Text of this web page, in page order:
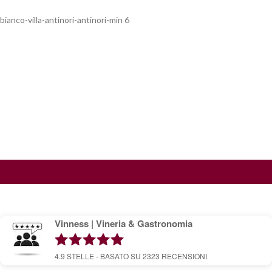
bianco-villa-antinori-antinori-min 6
Vinness | Vineria & Gastronomia
4.9 STELLE - BASATO SU 2323 RECENSIONI